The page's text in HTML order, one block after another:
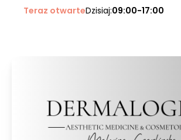
Teraz otwarteDzisiaj:09:00-17:00